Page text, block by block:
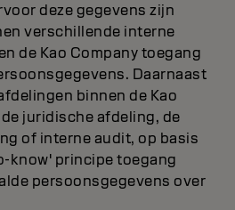
deze gegevens zijn
verschillende interne
de Kao Company toegang
Daarnaast
binnen de Kao
juridische afdeling, de
of interne audit, op basis
know' principe toegang
persoonsgegevens over